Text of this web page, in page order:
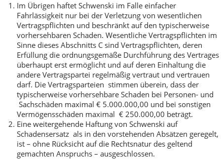
Im Übrigen haftet Schwenski im Falle einfacher
Fahrlässigkeit nur bei der Verletzung von wesentlichen
Vertragspflichten und beschränkt auf den typischerweise
vorhersehbaren Schaden. Wesentliche Vertragspflichten im
Sinne dieses Abschnitts C sind Vertragspflichten, deren
Erfüllung die ordnungsgemäße Durchführung des Vertrages
überhaupt erst ermöglicht und auf deren Einhaltung die
andere Vertragspartei regelmäßig vertraut und vertrauen
darf. Die Vertragsparteien stimmen überein, dass der
typischerweise vorhersehbare Schaden bei Personen- und
Sachschäden maximal € 5.000.000,00 und bei sonstigen
Vermögensschäden maximal € 250.000,00 beträgt.
Eine weitergehende Haftung von Schwenski auf
Schadensersatz als in den vorstehenden Absätzen geregelt,
ist – ohne Rücksicht auf die Rechtsnatur des geltend
gemachten Anspruchs – ausgeschlossen.